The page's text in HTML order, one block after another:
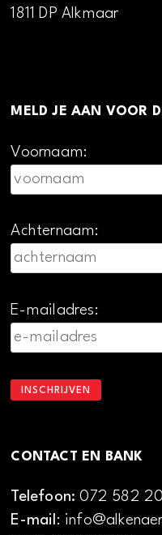
1811 DP Alkmaar
MELD JE AAN VOOR
Voornaam:
Achternaam:
E-mailadres:
CONTACT EN BANK
Telefoon:072 582
E-mail: